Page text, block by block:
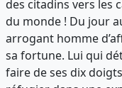
des citadins vers les
du monde ! Du jour
arrogant homme
sa fortune. Lui qui
faire de ses dix